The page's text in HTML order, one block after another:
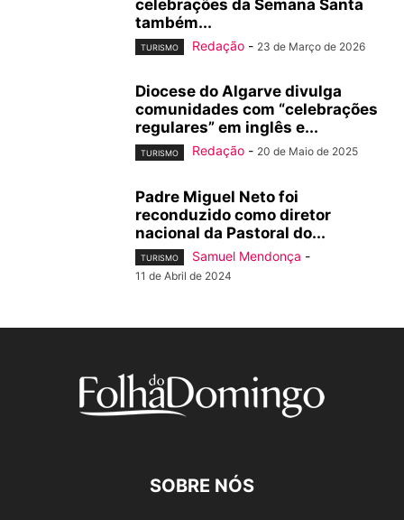
celebrações da Semana Santa
também...
TURISMO Redação - 23 de Março de 2026
Diocese do Algarve divulga
comunidades com “celebrações
regulares” em inglês e...
TURISMO Redação - 20 de Maio de 2025
Padre Miguel Neto foi
reconduzido como diretor
nacional da Pastoral do...
TURISMO Samuel Mendonça -
11 de Abril de 2024
SOBRE NÓS